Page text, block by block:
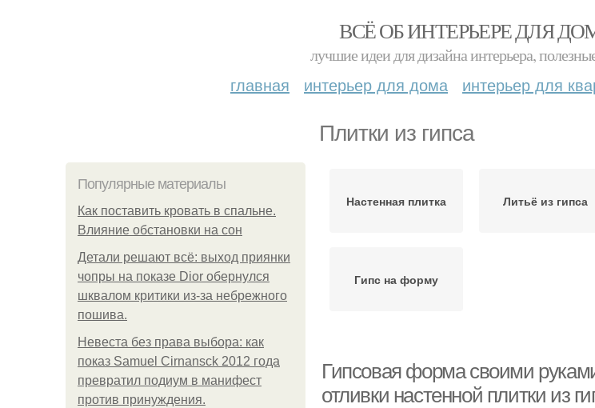
ВСЁ ОБ ИНТЕРЬЕРЕ ДЛЯ
лучшие идеи для дизайна интерьера,
главная интерьер для дома интерьер для
Плитки из гипса
Популярные материалы
Как поставить кровать в спальне.
Влияние обстановки на сон
Детали решают всё: выход приянки
чопры на показе Dior обернулся
шквалом критики из-за небрежного
пошива.
Невеста без права выбора: как
показ Samuel Cirnansck 2012 года
превратил подиум в манифест
против принуждения.
Настенная плитка Литьё из гипса
Гипс на форму
Гипсовая форма своими
отливки настенной плитки из